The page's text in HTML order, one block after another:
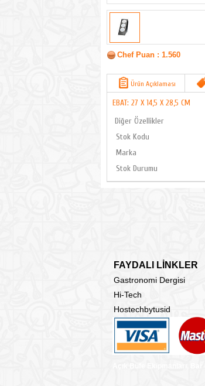
Chef Puan : 1.560
Ürün Açıklaması
EBAT: 27 X 14,5 X 28,5 CM
Diğer Özellikler
Stok Kodu
Marka
Stok Durumu
FAYDALI LİNKLER
Gastronomi Dergisi
Hi-Tech
Hostechbytusid